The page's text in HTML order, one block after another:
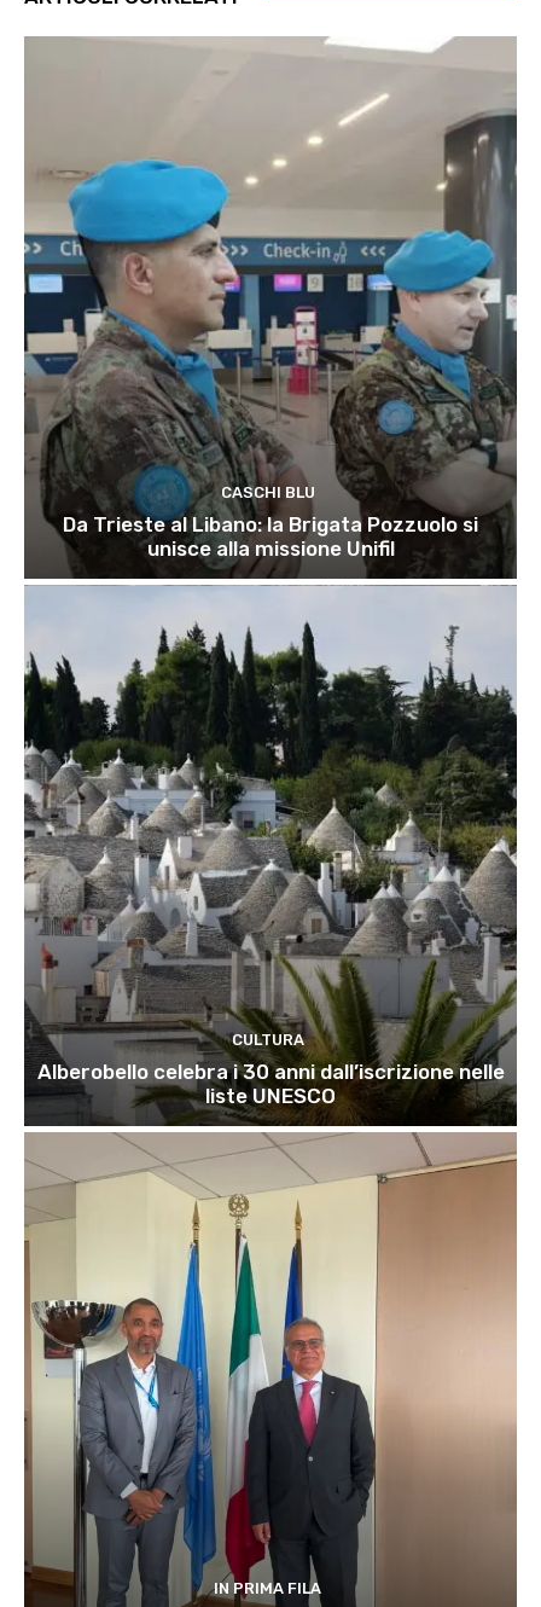
CASCHI BLU
Da Trieste al Libano: la Brigata Pozzuolo si
unisce alla missione Unifil
CULTURA
Alberobello celebra i 30 anni dall’iscrizione nelle
liste UNESCO
IN PRIMA FILA